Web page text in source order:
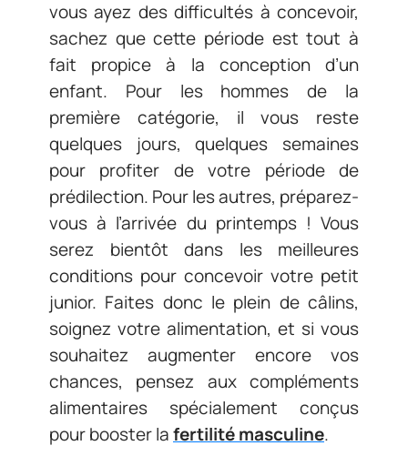
vous ayez des difficultés à concevoir,
sachez que cette période est tout à
fait propice à la conception d’un
enfant. Pour les hommes de la
première catégorie, il vous reste
quelques jours, quelques semaines
pour profiter de votre période de
prédilection. Pour les autres, préparez-
vous à l’arrivée du printemps ! Vous
serez bientôt dans les meilleures
conditions pour concevoir votre petit
junior. Faites donc le plein de câlins,
soignez votre alimentation, et si vous
souhaitez augmenter encore vos
chances, pensez aux compléments
alimentaires spécialement conçus
pour booster lafertilité masculine.